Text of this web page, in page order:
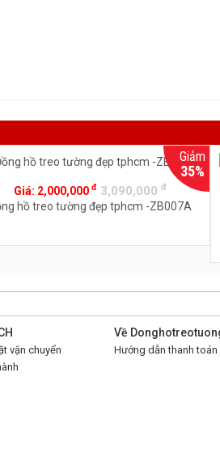
Giảm
35%
Giá: 2,000,000 đ 3,090,000 đ
hồ treo tường đẹp tphcm -ZB007A
vận chuyển
Về
Hướng dẫn thanh toán